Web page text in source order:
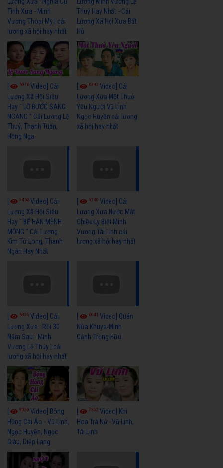
Tình Xưa - Minh
Vương Thoại Mỹ | cải
lương xã hội hay nhất
Thuỷ Hay Nhất - Cải
Lương Xã Hội Xưa Bất
Hủ
6976Video] Cải
Lương Xã Hội Siêu
Hay " LỠ BƯỚC SANG
NGANG " Cải Lương Lệ
Thuỷ, Thanh Tuấn,
Hồng Nga
6392Video] Cải
Lương Xưa Một Thuở
Yêu Người Vũ Linh
Ngọc Huyền cải lương
xã hội hay nhất
5462 Video] Cải
Lương Xã Hội Siêu
Hay " BỂ HẬN MÊNH
MÔNG " Cải Lương
Kim Tử Long, Thanh
Ngân Hay Nhất
5739Video] Cải
Lương Xưa Nước Mắt
Chiều Ly Biệt Minh
Vương Tài Linh cải
lương xã hội hay nhất
6325 Video] Cải
Lương Xưa : Rồi 30
Năm Sau - Minh
Vương Lệ Thủy | cải
lương xã hội hay nhất
6041Video] Quán
Nửa Khuya-Minh
Cảnh-Trọng Hữu
9059 Video] Bông
Hồng Cài Áo - Vũ Linh,
Ngọc Huyền, Ngọc
Giàu, Diệp Lang
7352Video] Khi
Hoa Trà Nở - Vũ Linh,
Tài Linh